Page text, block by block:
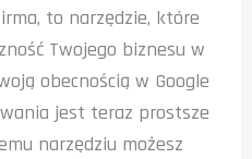
to narzędzie, które
Twojego biznesu w
obecnością w Google
jest teraz prostsze
narzędziu możesz